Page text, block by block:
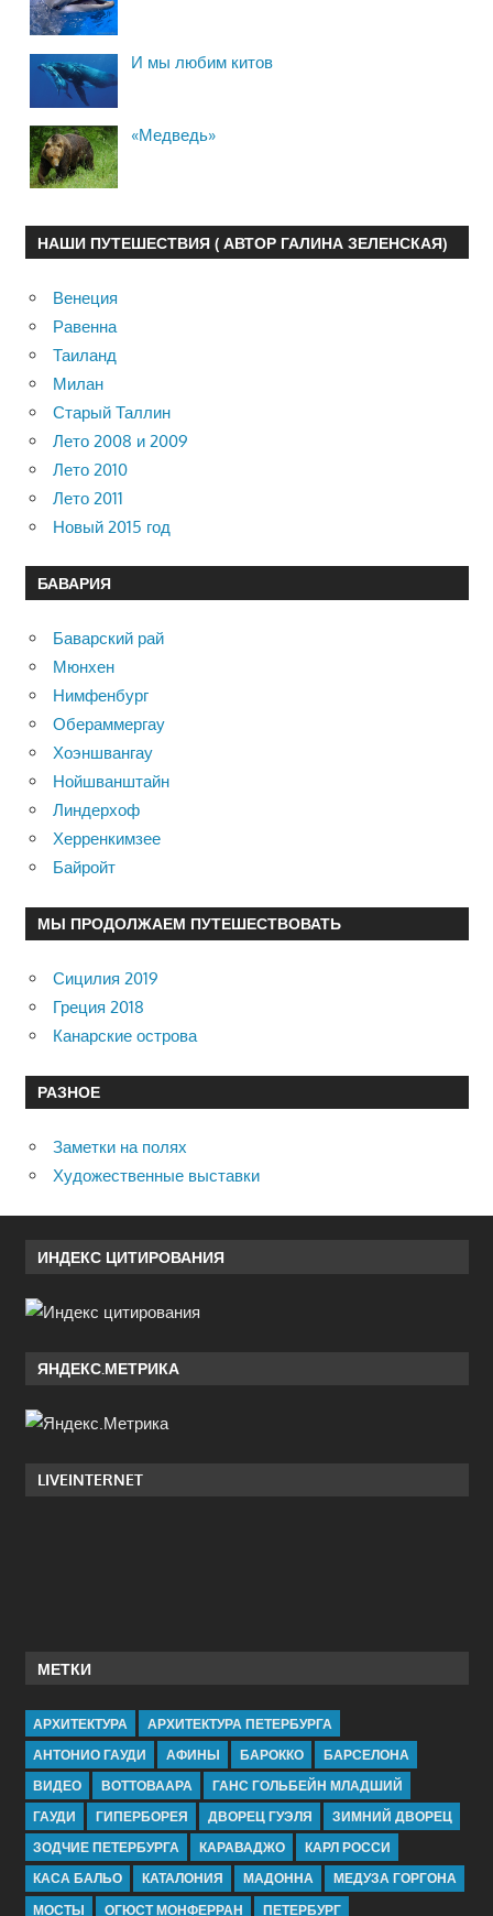
И мы любим китов
«Медведь»
НАШИ ПУТЕШЕСТВИЯ ( АВТОР ГАЛИНА ЗЕЛЕНСКАЯ)
Венеция
Равенна
Таиланд
Милан
Старый Таллин
Лето 2008 и 2009
Лето 2010
Лето 2011
Новый 2015 год
БАВАРИЯ
Баварский рай
Мюнхен
Нимфенбург
Обераммергау
Хоэншвангау
Нойшванштайн
Линдерхоф
Херренкимзее
Байройт
МЫ ПРОДОЛЖАЕМ ПУТЕШЕСТВОВАТЬ
Сицилия 2019
Греция 2018
Канарские острова
РАЗНОЕ
Заметки на полях
Художественные выставки
ИНДЕКС ЦИТИРОВАНИЯ
ЯНДЕКС.МЕТРИКА
LIVEINTERNET
МЕТКИ
АРХИТЕКТУРА
АРХИТЕКТУРА ПЕТЕРБУРГА
АНТОНИО ГАУДИ
АФИНЫ БАРОККО
БАРСЕЛОНА
ВИДЕО
ВОТТОВААРА
ГАНС ГОЛЬБЕЙН МЛАДШИЙ
ГАУДИ
ГИПЕРБОРЕЯ ДВОРЕЦ ГУЭЛЯ
ЗИМНИЙ ДВОРЕЦ
ЗОДЧИЕ ПЕТЕРБУРГА
КАРАВАДЖО
КАРЛ РОССИ
КАСА БАЛЬО
КАТАЛОНИЯ МАДОННА
МЕДУЗА ГОРГОНА
МОСТЫ
ОГЮСТ МОНФЕРРАН ПЕТЕРБУРГ